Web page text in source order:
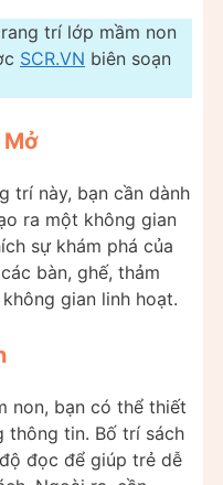
trí lớp mầm non
SCR.VN biên soạn
Mở
trí này, bạn cần dành
ra một không gian
sự khám phá của
bàn, ghế, thảm
gian linh hoạt.
non, bạn có thể thiết
thông tin. Bố trí sách
đọc để giúp trẻ dễ